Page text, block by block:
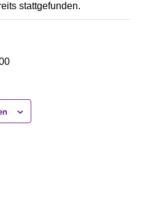
stattgefunden.